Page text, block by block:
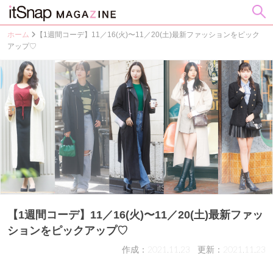
ホーム
【1週間コーデ】11／16(火)〜11／20(土)最新ファッションをピック
アップ♡
【1週間コーデ】11／16(火)〜11／20(土)最新ファッ
ションをピックアップ♡
作成：2021.11.23 更新：2021.11.23